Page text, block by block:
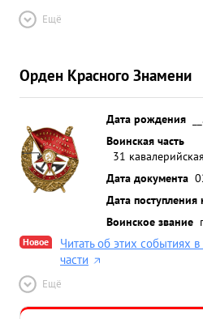
Ещё
Орден Красного Знамени
Дата рождения
Воинская часть
31
Дата документа
Дата поступления
Воинское звание
Новое
Читать об этих событиях
части
Ещё